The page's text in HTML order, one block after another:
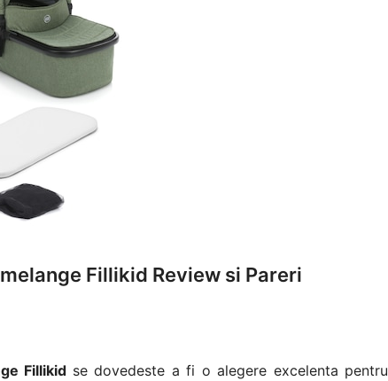
Fillikid Review si Pareri
Fillikid se dovedeste a fi o alegere excelenta pentru